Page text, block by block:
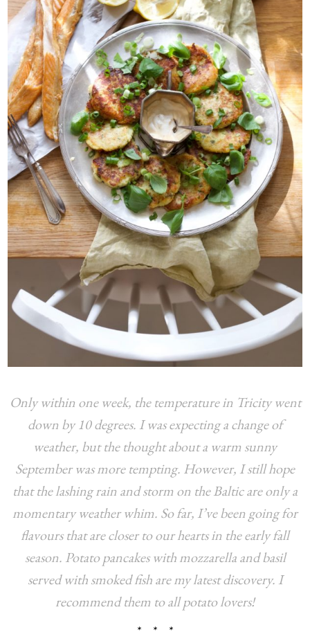
Only within one week, the temperature in Tricity went
down by 10 degrees. I was expecting a change of
weather, but the thought about a warm sunny
September was more tempting. However, I still hope
that the lashing rain and storm on the Baltic are only a
momentary weather whim. So far, I’ve been going for
flavours that are closer to our hearts in the early fall
season. Potato pancakes with mozzarella and basil
served with smoked fish are my latest discovery. I
recommend them to all potato lovers!
* * *